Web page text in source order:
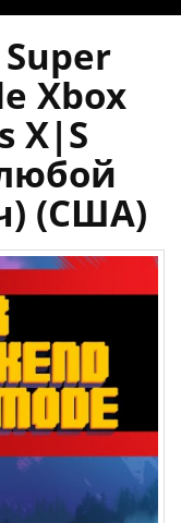
Xbox
X|S
(США)